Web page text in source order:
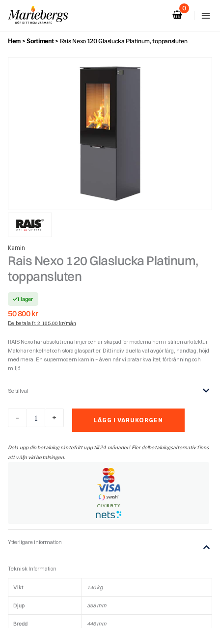
innehåll
Hem >Sortiment> Rais Nexo 120 Glaslucka Platinum, toppansluten
Kamin
Rais Nexo 120 Glaslucka Platinum,
toppansluten
I lager
50 800kr
Delbetala fr. 2 165,00 kr/mån
RAIS Nexo har absolut rena linjer och är skapad för moderna hem i stilren arkitektur.
Matchar enkelhet och stora glaspartier. Ditt individuella val avgör färg, handtag, höjd
med mera. En supermodern kamin – även när vi pratar kvalitet, förbränning och
miljö.
Se tillval
-
Platinum,
toppansluten
+ LÄGG I VARUKORGEN
Dela upp din betalning räntefritt upp till 24 månader! Fler delbetalningsalternativ finns
att välja vid betalningen.
Ytterligare information
Teknisk Information
Vikt 140 kg
Djup 398 mm
Bredd 446 mm